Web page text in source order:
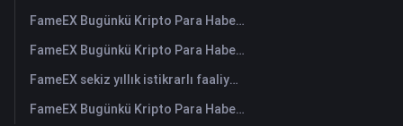
FameEX Bugünkü Kripto Para Haberleri Özeti | 30 Temmuz 2026
FameEX Bugünkü Kripto Para Haberleri Özeti | 29 Temmuz 2026
FameEX sekiz yıllık istikrarlı faaliyetleri ve küresel büyümesiyle kullanıcı güvenini güçlendiriyor
FameEX Bugünkü Kripto Para Haberleri Özeti | 28 Temmuz 2026